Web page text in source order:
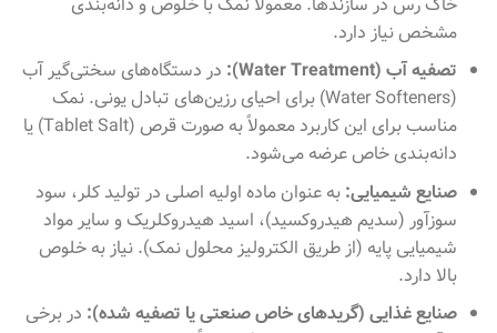
مشخص نیاز دارد.
تصفیه آب (Water Treatment):
در دستگاه‌های سختی‌گیر آب
(Water Softeners) برای احیای رزین‌های تبادل یونی. نمک
مناسب برای این کاربرد معمولاً به صورت قرص (Tablet Salt) یا
دانه‌بندی خاص عرضه می‌شود.
صنایع شیمیایی: به عنوان ماده اولیه اصلی در تولید کلر، سود
سوزآور (سدیم هیدروکسید)، اسید هیدروکلریک و سایر مواد
شیمیایی پایه (از طریق الکترولیز محلول نمک). نیاز به خلوص
بالا دارد.
صنایع غذایی (گریدهای خاص صنعتی یا تصفیه شده): در برخی